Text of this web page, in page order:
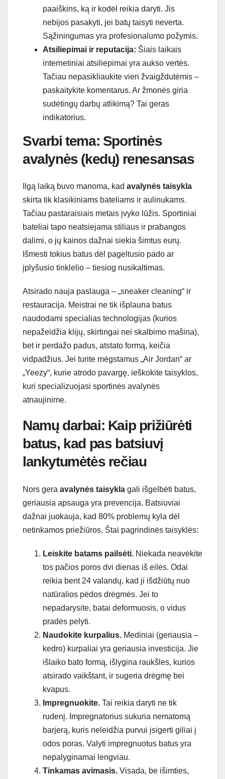
paaiškins, ką ir kodėl reikia daryti. Jis
nebijos pasakyti, jei batų taisyti neverta.
Sąžiningumas yra profesionalumo požymis.
Atsiliepimai ir reputacija: Šiais laikais
internetiniai atsiliepimai yra aukso vertės.
Tačiau nepasikliaukite vien žvaigždutėmis –
paskaitykite komentarus. Ar žmonės giria
sudėtingų darbų atlikimą? Tai geras
indikatorius.
Svarbi tema: Sportinės
avalynės (kedų) renesansas
Ilgą laiką buvo manoma, kad avalynės taisykla
skirta tik klasikiniams bateliams ir aulinukams.
Tačiau pastaraisiais metais įvyko lūžis. Sportiniai
bateliai tapo neatsiejama stiliaus ir prabangos
dalimi, o jų kainos dažnai siekia šimtus eurų.
Išmesti tokius batus dėl pageltusio pado ar
įplyšusio tinklelio – tiesiog nusikaltimas.
Atsirado nauja paslauga – „sneaker cleaning“ ir
restauracija. Meistrai ne tik išplauna batus
naudodami specialias technologijas (kurios
nepažeidžia klijų, skirtingai nei skalbimo mašina),
bet ir perdažo padus, atstato formą, keičia
vidpadžius. Jei turite mėgstamus „Air Jordan“ ar
„Yeezy“, kurie atrodo pavargę, ieškokite taisyklos,
kuri specializuojasi sportinės avalynės
atnaujinime.
Namų darbai: Kaip prižiūrėti
batus, kad pas batsiuvį
lankytumėtės rečiau
Nors gera avalynės taisykla gali išgelbėti batus,
geriausia apsauga yra prevencija. Batsiuviai
dažnai juokauja, kad 80% problemų kyla dėl
netinkamos priežiūros. Štai pagrindinės taisyklės:
Leiskite batams pailsėti. Niekada neavėkite
tos pačios poros dvi dienas iš eilės. Odai
reikia bent 24 valandų, kad ji išdžiūtų nuo
natūralios pėdos drėgmės. Jei to
nepadarysite, batai deformuosis, o vidus
pradės pelyti.
Naudokite kurpalius. Mediniai (geriausia –
kedro) kurpaliai yra geriausia investicija. Jie
išlaiko bato formą, išlygina raukšles, kurios
atsirado vaikštant, ir sugeria drėgmę bei
kvapus.
Impregnuokite. Tai reikia daryti ne tik
rudenį. Impregnatorius sukuria nematomą
barjerą, kuris neleidžia purvui įsigerti giliai į
odos poras. Valyti impregnuotus batus yra
nepalyginamai lengviau.
Tinkamas avimasis. Visada, be išimties,